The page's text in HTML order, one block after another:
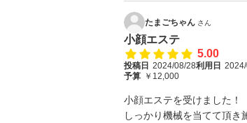
たまごちゃん さん
小顔エステ
5.00
投稿日 2024/08/28利用日
予算 ￥12,000
小顔エステを受けました！
しっかり機械を当てて頂き